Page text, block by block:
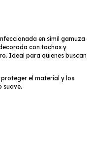
en símil gamuza
con tachas y
Ideal para quienes buscan
el material y los
suave.